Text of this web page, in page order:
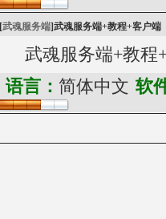
[武魂服务端]武魂服务端+教程+客户端
武魂服务端+教程
语言： 简体中文 软